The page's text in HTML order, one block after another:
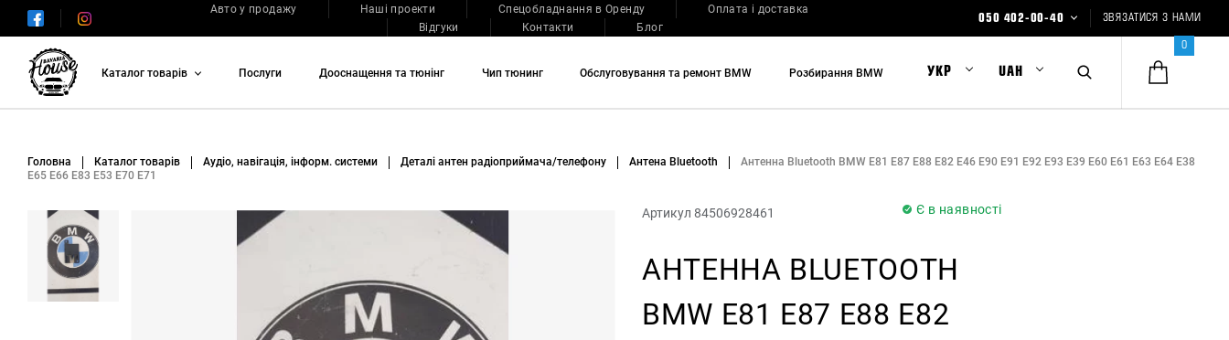
Авто у продажу Наші проекти Спецобладнання в Оренду
Оплата і доставка
Відгуки
Контакти Блог
050 402-00-40
050 402-00-40
099 402-00-40
073 402-00-40
ЗВЯЗАТИСЯ З НАМИ
Каталог товарів Послуги Дооснащення та тюнінг Чип тюнинг Обслуговування та ремонт BMW Розбирання BMW УКР UAH
0
Головна Каталог товарів Аудіо, навігація, інформ. системи Деталі антен радіоприймача/телефону Антена Bluetooth
Антенна Bluetooth BMW E81 E87 E88 E82 E46 E90 E91 E92 E93 E39 E60 E61 E63 E64 E38
E65 E66 E83 E53 E70 E71
Артикул 84506928461 Є в наявності
АНТЕННА BLUETOOTH
BMW E81 E87 E88 E82